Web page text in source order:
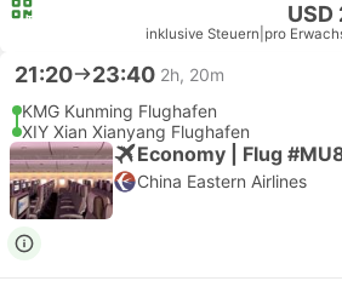
USD
inklusive Steuern pro
21:20 23:40 2h, 20m
KMG Kunming Flughafen
XIY Xian Xianyang Flughafen
Economy | Flug
China Eastern Airlines